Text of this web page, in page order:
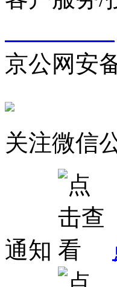
京公网安
关注微信
通知